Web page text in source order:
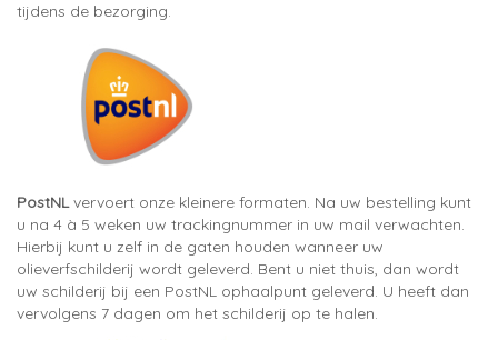
tijdens de bezorging.
PostNLvervoert onze kleinere formaten. Na uw bestelling kunt
u na 4 à 5 weken uw trackingnummer in uw mail verwachten.
Hierbij kunt u zelf in de gaten houden wanneer uw
olieverfschilderij wordt geleverd. Bent u niet thuis, dan wordt
uw schilderij bij een PostNL ophaalpunt geleverd. U heeft dan
vervolgens 7 dagen om het schilderij op te halen.